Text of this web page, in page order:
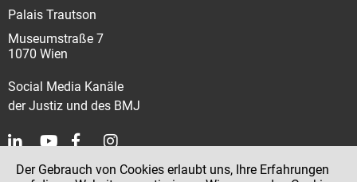
Palais Trautson
Museumstraße 7
1070 Wien
Social Media Kanäle
der Justiz und des BMJ
Kontakt
Der Gebrauch von Cookies erlaubt uns, Ihre Erfahrungen